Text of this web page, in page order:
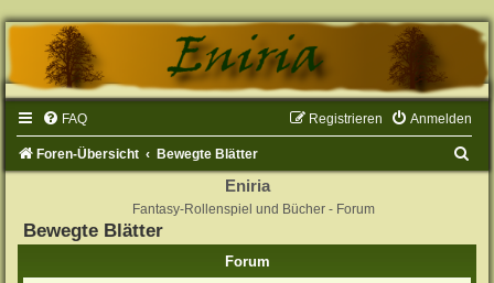
FAQ Anmelden
Registrieren
Foren-Übersicht Bewegte Blätter
Eniria
Fantasy-Rollenspiel und Bücher - Forum
Bewegte Blätter
Forum